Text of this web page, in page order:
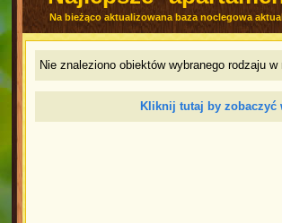
Na bieżąco aktualizowana baza noclegowa
Nie znaleziono obiektów wybranego rodzaju
Kliknij tutaj by zobaczyć